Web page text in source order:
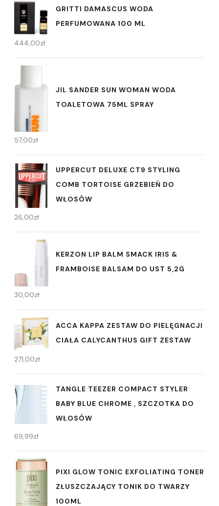
GRITTI DAMASCUS WODA
PERFUMOWANA 100 ML
444,00zł
JIL SANDER SUN WOMAN WODA
TOALETOWA 75ML SPRAY
57,00zł
UPPERCUT DELUXE CT9 STYLING
COMB TORTOISE GRZEBIEŃ DO
WŁOSÓW
26,00zł
KERZON LIP BALM SMACK IRIS &
FRAMBOISE BALSAM DO UST 5,2G
30,00zł
ACCA KAPPA ZESTAW DO PIELĘGNACJI
CIAŁA CALYCANTHUS GIFT ZESTAW
271,00zł
TANGLE TEEZER COMPACT STYLER
BABY BLUE CHROME , SZCZOTKA DO
WŁOSÓW
69,99zł
PIXI GLOW TONIC EXFOLIATING TONER
ZŁUSZCZAJĄCY TONIK DO TWARZY
100ML